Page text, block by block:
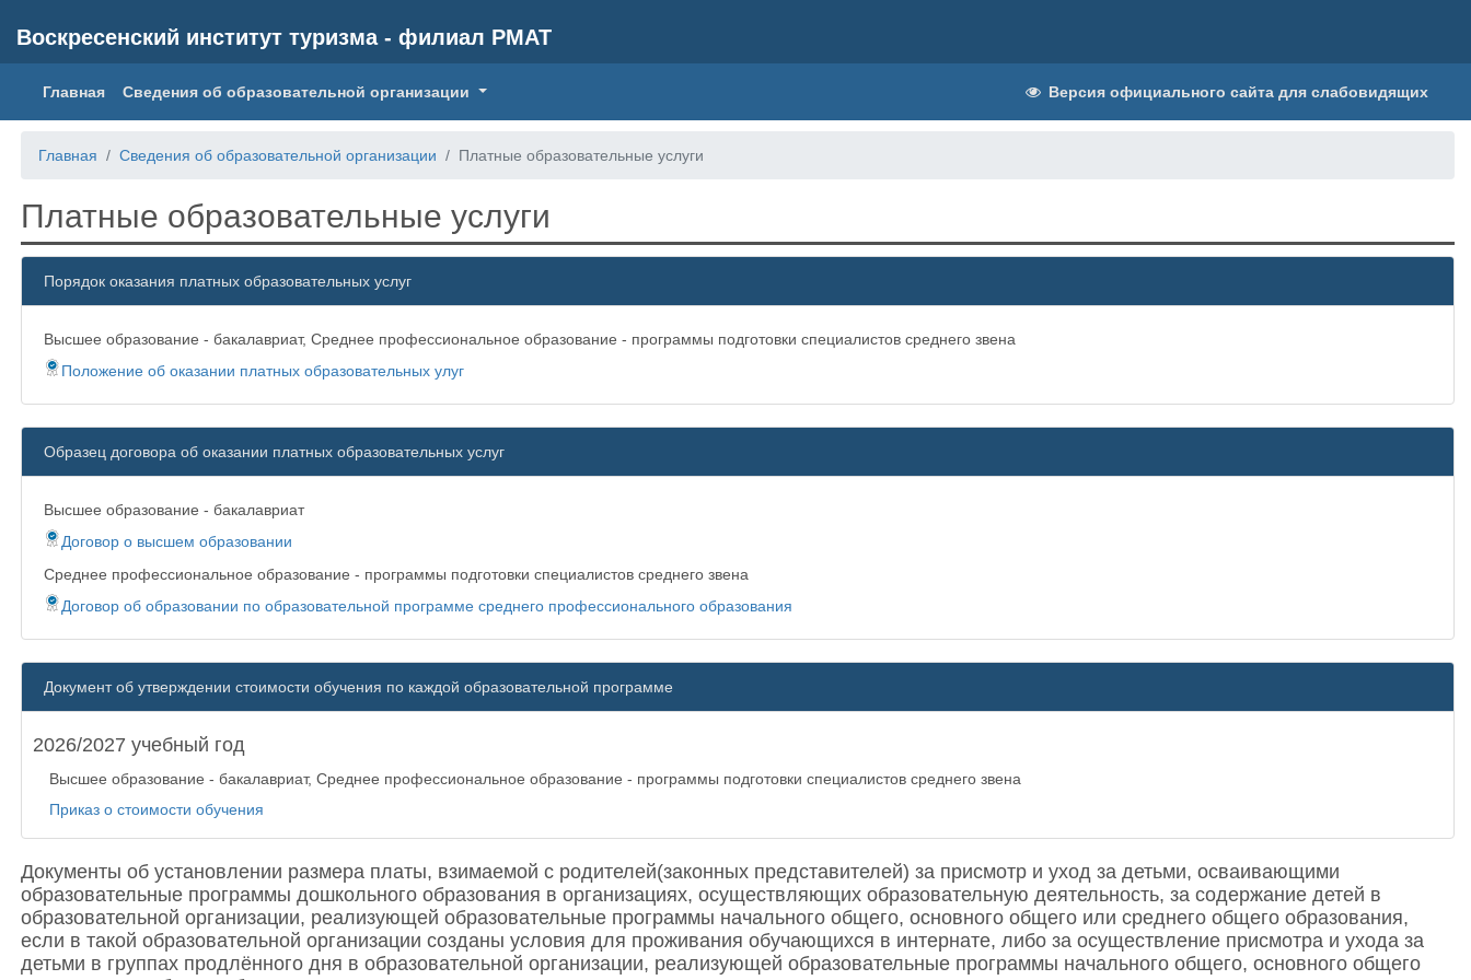
Воскресенский институт туризма - филиал РМАТ
Главная(current)
Сведения об образовательной организации Версия официального сайта для слабовидящих
Главная Сведения об образовательной организации Платные образовательные услуги
Платные образовательные услуги
Порядок оказания платных образовательных услуг
Высшее образование - бакалавриат, Среднее профессиональное образование - программы подготовки специалистов среднего звена
Положение об оказании платных образовательных улуг
Образец договора об оказании платных образовательных услуг
Высшее образование - бакалавриат
Договор о высшем образовании
Среднее профессиональное образование - программы подготовки специалистов среднего звена
Договор об образовании по образовательной программе среднего профессионального образования
Документ об утверждении стоимости обучения по каждой образовательной программе
2026/2027 учебный год
Высшее образование - бакалавриат, Среднее профессиональное образование - программы подготовки специалистов среднего звена
Приказ о стоимости обучения
Документы об установлении размера платы, взимаемой с родителей(законных представителей) за присмотр и уход за детьми, осваивающими
образовательные программы дошкольного образования в организациях, осуществляющих образовательную деятельность, за содержание детей в
образовательной организации, реализующей образовательные программы начального общего, основного общего или среднего общего образования,
если в такой образовательной организации созданы условия для проживания обучающихся в интернате, либо за осуществление присмотра и ухода за
детьми в группах продлённого дня в образовательной организации, реализующей образовательные программы начального общего, основного общего